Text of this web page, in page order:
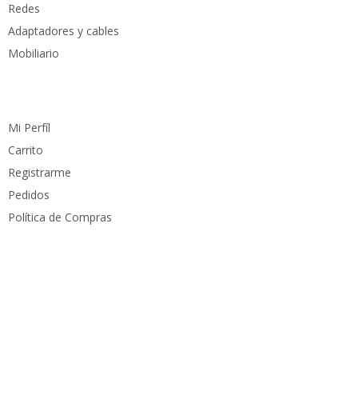
Redes
Adaptadores y cables
Mobiliario
Mi Perfíl
Carrito
Registrarme
Pedidos
Política de Compras